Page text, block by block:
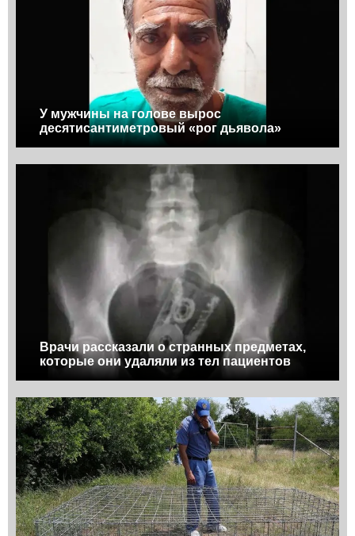
У мужчины на голове вырос
десятисантиметровый «рог дьявола»
Врачи рассказали о странных предметах,
которые они удаляли из тел пациентов